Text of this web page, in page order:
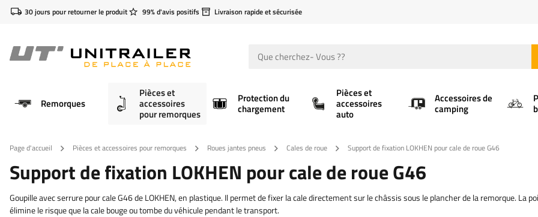
30 jours pour retourner le produit 99% d'avis positifs Livraison rapide et sécurisée
Remorques
Pièces et
accessoires
pour remorques
Protection du
chargement
Pièces et
accessoires
auto
Accessoires de
camping
Page d'accueil Pièces et accessoires pour remorques Roues jantes pneus Cales de roue Support de fixation LOKHEN pour cale de roue G46
Support de fixation LOKHEN pour cale de roue G46
Goupille avec serrure pour cale G46 de LOKHEN, en plastique. Il permet de fixer la cale directement sur le châssis sous le plancher de la remorque. La
élimine le risque que la cale bouge ou tombe du véhicule pendant le transport.